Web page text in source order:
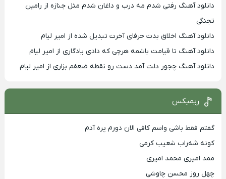
دانلود آهنگ رفتی شدم مه درب و داغان شدم مثل جنازه از رامین
تجنگی
دانلود آهنگ اخلاق بدت حرفای آخرت تبدیل شده از امیر لیام
دانلود آهنگ تا قیامت باشمه هرچی که دادی یادگاری از امیر لیام
دانلود آهنگ چجور دلت آمد دست رو نقطه ضعفم بزاری از امیر لیام
ریمیکس
گفتم فقط باشی واسم کافی الان دورم پره آدم
کونه شه‌راب شعیب کرمی
ممد امیری محمد امیری
چهل روز محسن چاوشی